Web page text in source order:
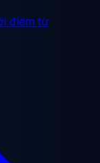
điểm từ